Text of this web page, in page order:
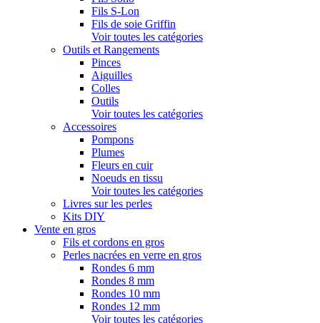
Fils S-Lon
Fils de soie Griffin
Voir toutes les catégories
Outils et Rangements
Pinces
Aiguilles
Colles
Outils
Voir toutes les catégories
Accessoires
Pompons
Plumes
Fleurs en cuir
Noeuds en tissu
Voir toutes les catégories
Livres sur les perles
Kits DIY
Vente en gros
Fils et cordons en gros
Perles nacrées en verre en gros
Rondes 6 mm
Rondes 8 mm
Rondes 10 mm
Rondes 12 mm
Voir toutes les catégories